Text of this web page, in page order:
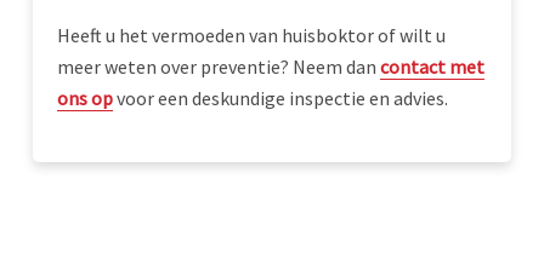
Heeft u het vermoeden van huisboktor of wilt u
meer weten over preventie? Neem dan contact met
ons opvoor een deskundige inspectie en advies.